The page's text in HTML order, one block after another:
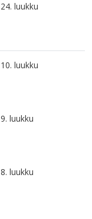
24. luukku
10. luukku
9. luukku
8. luukku